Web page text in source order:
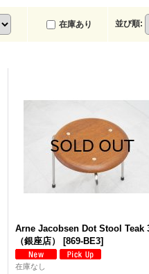
在庫あり 並び順:
Arne Jacobsen Dot Stool Teak
（銀座店）
[869-BE3]
在庫なし